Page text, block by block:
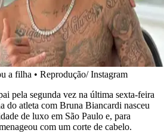
a filha • Reprodução/ Instagram
pela segunda vez na última sexta-feira
do atleta com Bruna Biancardi nasceu
de luxo em São Paulo e, para
com um corte de cabelo.